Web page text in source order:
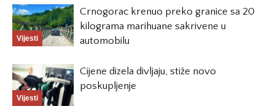
Vijesti
Crnogorac krenuo preko granice sa 20
kilograma marihuane sakrivene u
automobilu
Vijesti
Cijene dizela divljaju, stiže novo
poskupljenje